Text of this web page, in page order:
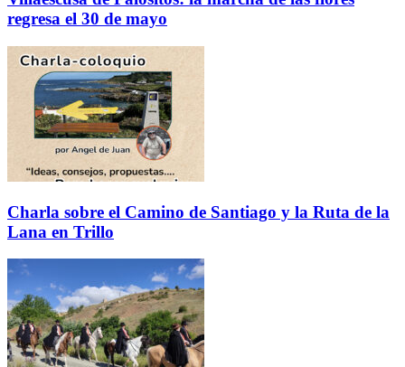
regresa el 30 de mayo
Charla sobre el Camino de Santiago y la Ruta de la
Lana en Trillo